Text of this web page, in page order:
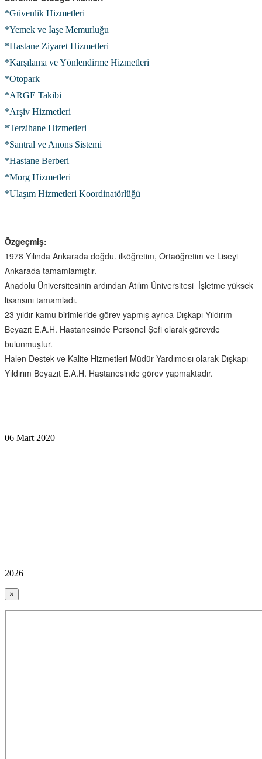
*Güvenlik Hizmetleri
*Yemek ve İaşe Memurluğu
*Hastane Ziyaret Hizmetleri
*Karşılama ve Yönlendirme Hizmetleri
*Otopark
*ARGE Takibi
*Arşiv Hizmetleri
*Terzihane Hizmetleri
*Santral ve Anons Sistemi
*Hastane Berberi
*Morg Hizmetleri
*Ulaşım Hizmetleri Koordinatörlüğü
Özgeçmiş:
1978 Yılında Ankarada doğdu. ilköğretim, Ortaöğretim ve Liseyi
Ankarada tamamlamıştır.
Anadolu Üniversitesinin ardından Atılım Üniversitesi İşletme yüksek
lisansını tamamladı.
23 yıldır kamu birimleride görev yapmış ayrıca Dışkapı Yıldırım
Beyazıt E.A.H. Hastanesinde Personel Şefi olarak görevde
bulunmuştur.
Halen Destek ve Kalite Hizmetleri Müdür Yardımcısı olarak Dışkapı
Yıldırım Beyazıt E.A.H. Hastanesinde görev yapmaktadır.
06 Mart 2020
2026
×